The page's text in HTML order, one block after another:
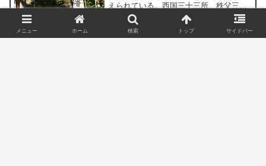
えられている。西国三十三所、秩父三十
四箇所と併せて日本百観音になる。
メニュー ホーム 検索 トップ サイドバー